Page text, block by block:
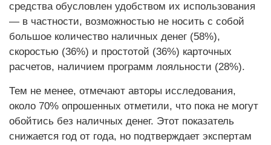
средства обусловлен удобством их использования
— в частности, возможностью не носить с собой
большое количество наличных денег (58%),
скоростью (36%) и простотой (36%) карточных
расчетов, наличием программ лояльности (28%).
Тем не менее, отмечают авторы исследования,
около 70% опрошенных отметили, что пока не могут
обойтись без наличных денег. Этот показатель
снижается год от года, но подтверждает экспертам